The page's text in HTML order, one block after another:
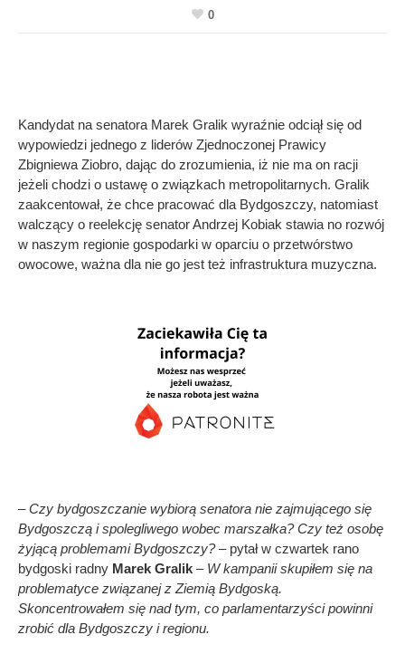
0
Kandydat na senatora Marek Gralik wyraźnie odciął się od
wypowiedzi jednego z liderów Zjednoczonej Prawicy
Zbigniewa Ziobro, dając do zrozumienia, iż nie ma on racji
jeżeli chodzi o ustawę o związkach metropolitarnych. Gralik
zaakcentował, że chce pracować dla Bydgoszczy, natomiast
walczący o reelekcję senator Andrzej Kobiak stawia no rozwój
w naszym regionie gospodarki w oparciu o przetwórstwo
owocowe, ważna dla nie go jest też infrastruktura muzyczna.
– Czy bydgoszczanie wybiorą senatora nie zajmującego się
Bydgoszczą i spolegliwego wobec marszałka? Czy też osobę
żyjącą problemami Bydgoszczy?– pytał w czwartek rano
bydgoski radny Marek Gralik – W kampanii skupiłem się na
problematyce związanej z Ziemią Bydgoską.
Skoncentrowałem się nad tym, co parlamentarzyści powinni
zrobić dla Bydgoszczy i regionu.